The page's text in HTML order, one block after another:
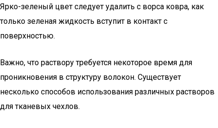
Ярко-зеленый цвет следует удалить с ворса ковра, как
только зеленая жидкость вступит в контакт с
поверхностью.
Важно, что раствору требуется некоторое время для
проникновения в структуру волокон. Существует
несколько способов использования различных растворов
для тканевых чехлов.